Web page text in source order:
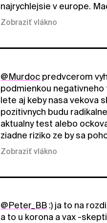
najrychlejsie v europe.
Zobraziť vlákno
@Murdoc predvcerom
podmienkou
lete aj keby nasa vekova
pozitivnych budu
aktualny test alebo
ziadne riziko ze by sa
Zobraziť vlákno
@Peter_BB :) ja to na
a to u korona a vax -